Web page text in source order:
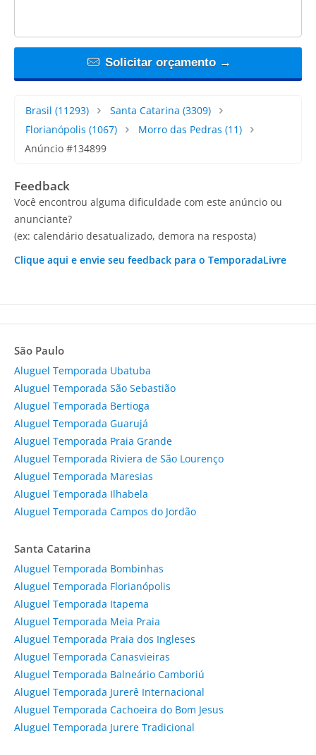
Solicitar orçamento →
Brasil (11293) Santa Catarina (3309)
Florianópolis (1067) Morro das Pedras (11)
Anúncio #134899
Feedback
Você encontrou alguma dificuldade com este anúncio ou
anunciante?
(ex: calendário desatualizado, demora na resposta)
Clique aqui e envie seu feedback para o TemporadaLivre
São Paulo
Aluguel Temporada Ubatuba
Aluguel Temporada São Sebastião
Aluguel Temporada Bertioga
Aluguel Temporada Guarujá
Aluguel Temporada Praia Grande
Aluguel Temporada Riviera de São Lourenço
Aluguel Temporada Maresias
Aluguel Temporada Ilhabela
Aluguel Temporada Campos do Jordão
Santa Catarina
Aluguel Temporada Bombinhas
Aluguel Temporada Florianópolis
Aluguel Temporada Itapema
Aluguel Temporada Meia Praia
Aluguel Temporada Praia dos Ingleses
Aluguel Temporada Canasvieiras
Aluguel Temporada Balneário Camboriú
Aluguel Temporada Jurerê Internacional
Aluguel Temporada Cachoeira do Bom Jesus
Aluguel Temporada Jurere Tradicional